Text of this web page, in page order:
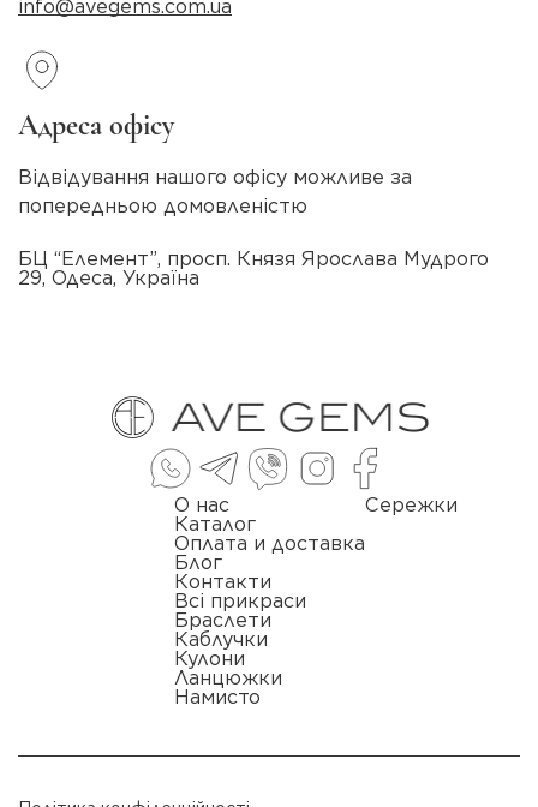
info@avegems.com.ua
Адреса офісу
Відвідування нашого офісу можливе за
попередньою домовленістю
БЦ “Елемент”, просп. Князя Ярослава Мудрого
29, Одеса, Україна
О нас
Каталог
Оплата и доставка
Блог
Контакти
Всі прикраси
Браслети
Каблучки
Кулони
Ланцюжки
Намисто
Сережки